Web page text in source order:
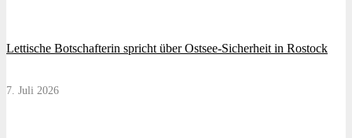
Lettische Botschafterin spricht über Ostsee-Sicherheit in Rostock
7. Juli 2026